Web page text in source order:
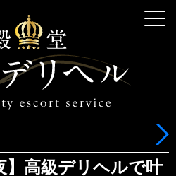
】高級デリヘルで叶